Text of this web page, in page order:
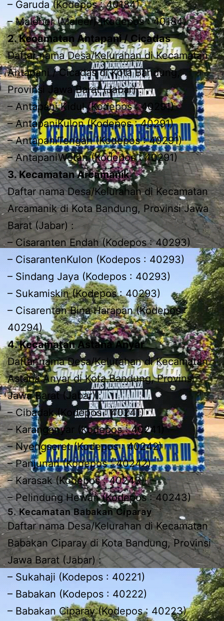
– Garuda (Kodepos : 40184)
– Maleber (Maleer) (Kodepos : 40184)
2. Kecamatan Antapani / Cicadas
Daftar nama Desa/Kelurahan di Kecamatan
Antapani / Cicadas di Kota Bandung,
Provinsi Jawa Barat (Jabar) :
– Antapani Kidul (Kodepos : 40291)
– AntapaniKulon (Kodepos : 40291)
– AntapaniTengah (Kodepos : 40291)
– AntapaniWetan (Kodepos : 40291)
3. Kecamatan Arcamanik
Daftar nama Desa/Kelurahan di Kecamatan
Arcamanik di Kota Bandung, Provinsi Jawa
Barat (Jabar) :
– Cisaranten Endah (Kodepos : 40293)
– CisarantenKulon (Kodepos : 40293)
– Sindang Jaya (Kodepos : 40293)
– Sukamiskin (Kodepos : 40293)
– Cisarenten Bina Harapan (Kodepos :
40294)
4. Kecamatan Astana Anyar
Daftar nama Desa/Kelurahan di Kecamatan
Astana Anyar di Kota Bandung, Provinsi
Jawa Barat (Jabar) :
– Cibadak (Kodepos : 40241)
– Karanganyar (Kodepos : 40241)
– Nyengseret (Kodepos : 40242)
– Panjunan (Kodepos : 40242)
– Karasak (Kodepos : 40243)
– Pelindung Hewan (Kodepos : 40243)
5. Kecamatan Babakan Ciparay
Daftar nama Desa/Kelurahan di Kecamatan
Babakan Ciparay di Kota Bandung, Provinsi
Jawa Barat (Jabar) :
– Sukahaji (Kodepos : 40221)
– Babakan (Kodepos : 40222)
– Babakan Ciparay (Kodepos : 40223)